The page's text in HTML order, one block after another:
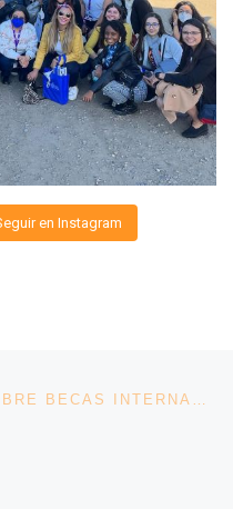
en Instagram
CHARLA INFORMATIVA SOBRE BECAS INTERNACIONALES EN LA UTN